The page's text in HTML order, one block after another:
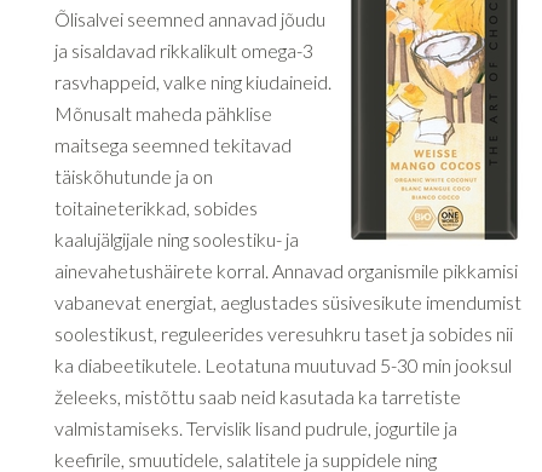
Õlisalvei seemned annavad jõudu
ja sisaldavad rikkalikult omega-3
rasvhappeid, valke ning kiudaineid.
Mõnusalt maheda pähklise
maitsega seemned tekitavad
täiskõhutunde ja on
toitaineterikkad, sobides
kaalujälgijale ning soolestiku- ja
ainevahetushäirete korral. Annavad organismile pikkamisi
vabanevat energiat, aeglustades süsivesikute imendumist
soolestikust, reguleerides veresuhkru taset ja sobides nii
ka diabeetikutele. Leotatuna muutuvad 5-30 min jooksul
želeeks, mistõttu saab neid kasutada ka tarretiste
valmistamiseks. Tervislik lisand pudrule, jogurtile ja
keefirile, smuutidele, salatitele ja suppidele ning